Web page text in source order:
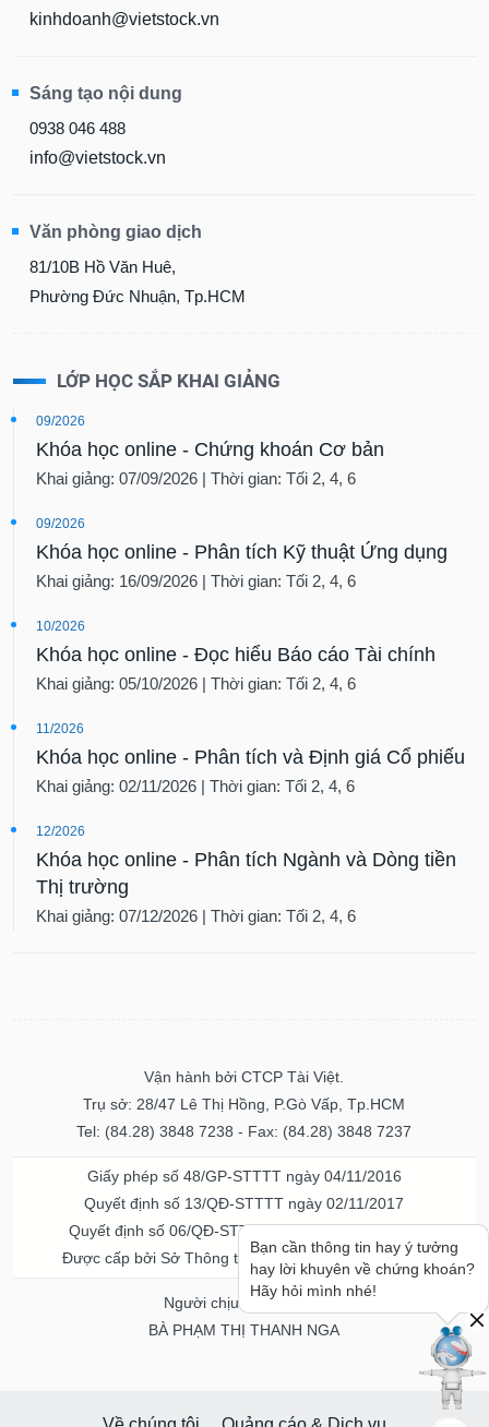
kinhdoanh@vietstock.vn
Sáng tạo nội dung
0938 046 488
info@vietstock.vn
Văn phòng giao dịch
81/10B Hồ Văn Huê,
Phường Đức Nhuận, Tp.HCM
LỚP HỌC SẮP KHAI GIẢNG
09/2026
Khóa học online - Chứng khoán Cơ bản
Khai giảng: 07/09/2026 | Thời gian: Tối 2, 4, 6
09/2026
Khóa học online - Phân tích Kỹ thuật Ứng dụng
Khai giảng: 16/09/2026 | Thời gian: Tối 2, 4, 6
10/2026
Khóa học online - Đọc hiểu Báo cáo Tài chính
Khai giảng: 05/10/2026 | Thời gian: Tối 2, 4, 6
11/2026
Khóa học online - Phân tích và Định giá Cổ phiếu
Khai giảng: 02/11/2026 | Thời gian: Tối 2, 4, 6
12/2026
Khóa học online - Phân tích Ngành và Dòng tiền
Thị trường
Khai giảng: 07/12/2026 | Thời gian: Tối 2, 4, 6
Vận hành bởi CTCP Tài Việt.
Trụ sở: 28/47 Lê Thị Hồng, P.Gò Vấp, Tp.HCM
Tel: (84.28) 3848 7238 - Fax: (84.28) 3848 7237
Giấy phép số 48/GP-STTTT ngày 04/11/2016
Quyết định số 13/QĐ-STTTT ngày 02/11/2017
Quyết định số 06/QĐ-STTTT-ICP ngày 20/07/2023
Được cấp bởi Sở Thông tin và Truyền thông TPHCM
Người chịu trách nhiệm
BÀ PHẠM THỊ THANH NGA
Bạn cần thông tin hay ý tưởng
hay lời khuyên về chứng khoán?
Hãy hỏi mình nhé!